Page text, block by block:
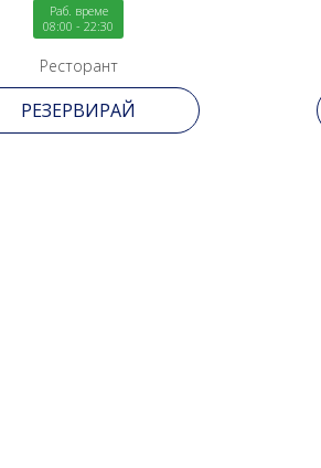
Раб. време
08:00 - 22:30
Ресторант
РЕЗЕРВИРАЙ